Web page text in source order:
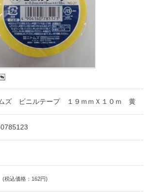
ズ ビニルテープ １９ｍｍＸ１０ｍ 黄
(税込価格：162円)